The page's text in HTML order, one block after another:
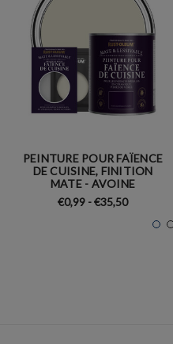
PEINTURE POUR FAÏENCE
DE CUISINE, FINITION
MATE - AVOINE
€0,99 - €35,50